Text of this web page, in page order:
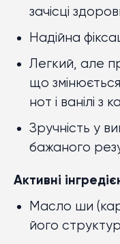
зачісці
Надійна
Легкий, але
що
нот і ванілі з
Зручність у
бажаного
Активні
Масло ши
його